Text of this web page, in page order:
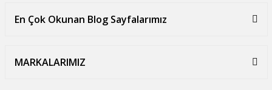
En Çok Okunan Blog Sayfalarımız
MARKALARIMIZ